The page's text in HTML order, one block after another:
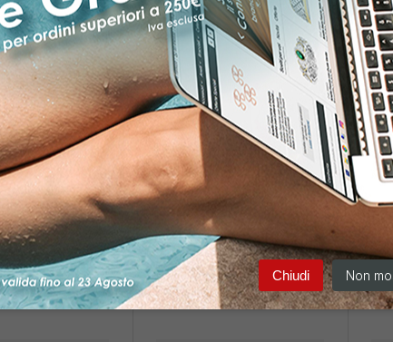
Rettangolo
Cubic ...
zirconia
baguette
Griffe con cubic
incastonati ai
Cod:36798
Anello Solitario Cuore Rosso
Rubino contornato da ...
Anello solitario con cubic
Zirconia Rosso Rubino a forma
di cuore montato su 3 Griffe,
con cubic zirconia bianchi
incastonati into...
Cod:
con
Chiudi Non